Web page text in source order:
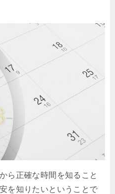
ら正確な時間を知ること
を知りたいということで